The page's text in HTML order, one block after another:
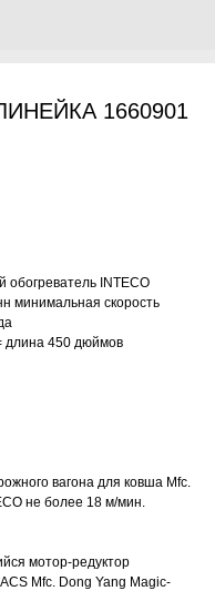
1660901
INTECO
минимальная скорость
длина 450 дюймов
вагона для ковша Mfc.
не более 18 м/мин.
мотор-редуктор
Mfc. Dong Yang Magic-